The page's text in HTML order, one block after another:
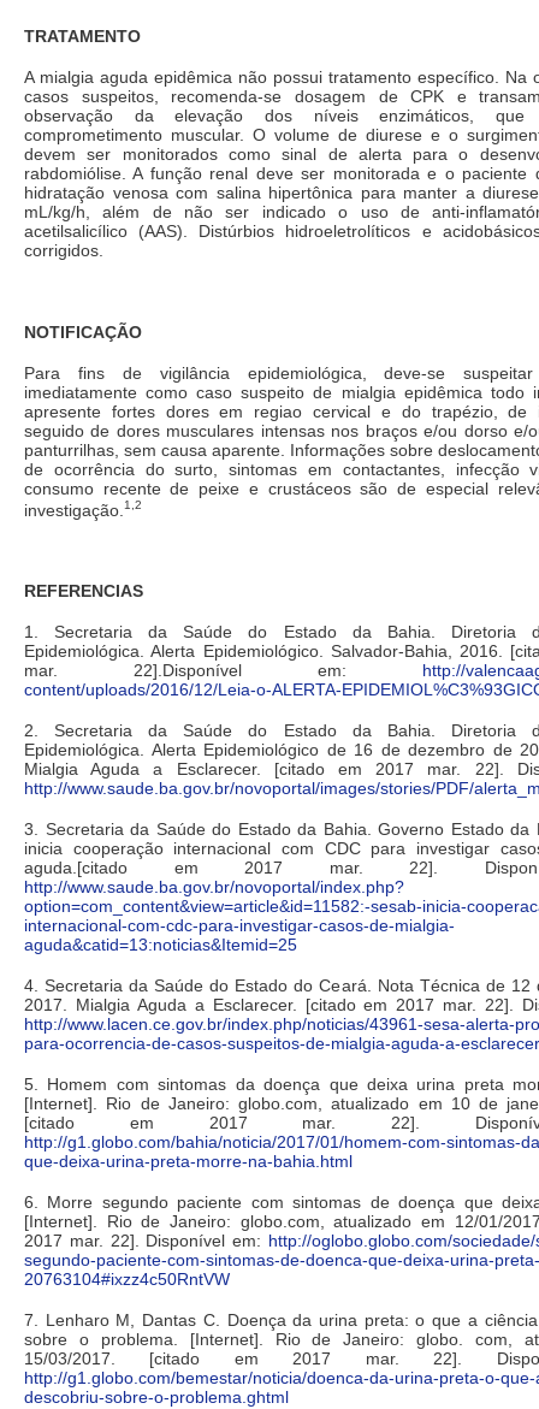
TRATAMENTO
A mialgia aguda epidêmica não possui tratamento específico. Na
casos suspeitos, recomenda-se dosagem de CPK e
observação da elevação dos níveis enzimáticos,
comprometimento muscular. O volume de diurese e o
devem ser monitorados como sinal de alerta para o
rabdomiólise. A função renal deve ser monitorada e o paciente
hidratação venosa com salina hipertônica para manter a
mL/kg/h, além de não ser indicado o uso de anti-
acetilsalicílico (AAS). Distúrbios hidroeletrolíticos e
corrigidos.
NOTIFICAÇÃO
Para fins de vigilância epidemiológica, deve-se
imediatamente como caso suspeito de mialgia epidêmica todo
apresente fortes dores em regiao cervical e do trapézio, de
seguido de dores musculares intensas nos braços e/ou dorso e/
panturrilhas, sem causa aparente. Informações sobre
de ocorrência do surto, sintomas em contactantes, infecção
consumo recente de peixe e crustáceos são de especial
investigação. 1,2
REFERENCIAS
1. Secretaria da Saúde do Estado da Bahia. Diretoria
Epidemiológica. Alerta Epidemiológico. Salvador-Bahia, 2016.
mar. 22].Disponível em: http://
content/uploads/2016/12/Leia-o-ALERTA-
2. Secretaria da Saúde do Estado da Bahia. Diretoria
Epidemiológica. Alerta Epidemiológico de 16 de dezembro de
Mialgia Aguda a Esclarecer. [citado em 2017 mar. 22].
http://www.saude.ba.gov.br/novoportal/images/stories/PDF/
3. Secretaria da Saúde do Estado da Bahia. Governo Estado da
inicia cooperação internacional com CDC para investigar
aguda.[citado em 2017 mar. 22].
http://www.saude.ba.gov.br/novoportal/index.php?
option=com_content&view=article&id=11582:-sesab-inicia-
internacional-com-cdc-para-investigar-casos-de-mialgia-
aguda&catid=13:noticias&Itemid=25
4. Secretaria da Saúde do Estado do Ceará. Nota Técnica de 12
2017. Mialgia Aguda a Esclarecer. [citado em 2017 mar. 22].
http://www.lacen.ce.gov.br/index.php/noticias/43961-sesa-alerta-
para-ocorrencia-de-casos-suspeitos-de-mialgia-aguda-a-
5. Homem com sintomas da doença que deixa urina preta
[Internet]. Rio de Janeiro: globo.com, atualizado em 10 de
[citado em 2017 mar. 22].
http://g1.globo.com/bahia/noticia/2017/01/homem-com-sintomas-
que-deixa-urina-preta-morre-na-bahia.html
6. Morre segundo paciente com sintomas de doença que
[Internet]. Rio de Janeiro: globo.com, atualizado em 12/01/
2017 mar. 22]. Disponível em: http://oglobo.globo.com/
segundo-paciente-com-sintomas-de-doenca-que-deixa-urina-preta-
20763104#ixzz4c50RntVW
7. Lenharo M, Dantas C. Doença da urina preta: o que a
sobre o problema. [Internet]. Rio de Janeiro: globo. com,
15/03/2017. [citado em 2017 mar. 22].
http://g1.globo.com/bemestar/noticia/doenca-da-urina-preta-o-
descobriu-sobre-o-problema.ghtml